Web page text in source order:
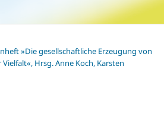
»Die gesellschaftliche Erzeugung von
Hrsg. Anne Koch, Karsten